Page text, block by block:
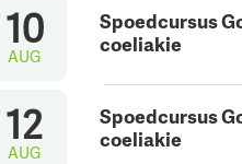
Spoedcursus
coeliakie
10
AUG
Spoedcursus
coeliakie
12
AUG